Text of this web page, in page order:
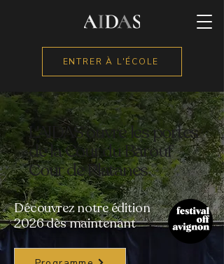
ENTRER À L'ÉCOLE
L'AIDAS ouvre les portes
de la Cour du Barouf
Cour de Platanes
Découvrez notre édition
2026 dès maintenant